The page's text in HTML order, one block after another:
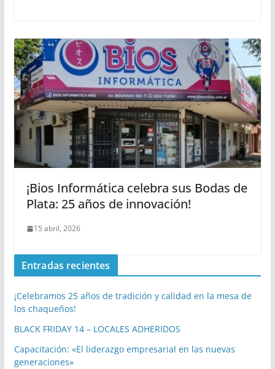
¡Bios Informática celebra sus Bodas de
Plata: 25 años de innovación!
15 abril, 2026
Entradas recientes
¡Celebramos 25 años de tradición y calidad en la mesa de
los chaqueños!
BLACK FRIDAY 14 – LOCALES ADHERIDOS
Capacitación: «El liderazgo empresarial en las nuevas
generaciones»